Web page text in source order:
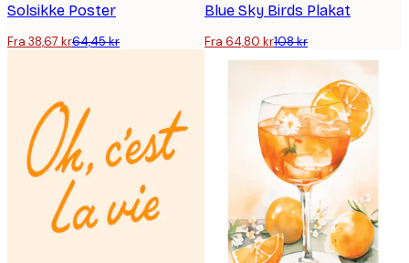
Solsikke Poster
Fra 38,67 kr64,45 kr
Blue Sky Birds Plakat
Fra 64,80 kr108 kr